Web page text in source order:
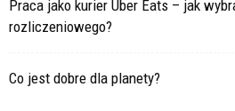
Praca jako kurier Uber Eats – jak
rozliczeniowego?
Co jest dobre dla planety?